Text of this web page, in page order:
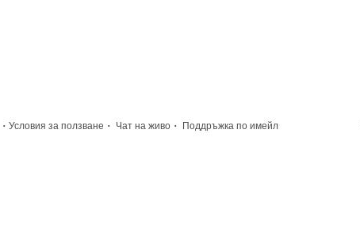
· Условия за ползване · Чат на живо · Поддръжка по имейл